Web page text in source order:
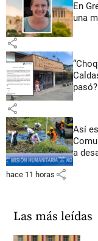
En
una
share
pasó?
share
Así
a
hace 11 horas share
Las más leídas